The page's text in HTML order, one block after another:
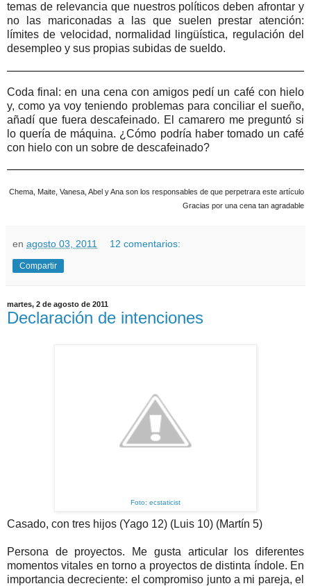
temas de relevancia que nuestros políticos deben afrontar y
no las mariconadas a las que suelen prestar atención:
límites de velocidad, normalidad lingüística, regulación del
desempleo y sus propias subidas de sueldo.
Coda final: en una cena con amigos pedí un café con hielo
y, como ya voy teniendo problemas para conciliar el sueño,
añadí que fuera descafeinado. El camarero me preguntó si
lo quería de máquina. ¿Cómo podría haber tomado un café
con hielo con un sobre de descafeinado?
Chema, Maite, Vanesa, Abel y Ana son los responsables de que perpetrara este artículo
Gracias por una cena tan agradable
en agosto 03, 2011 12 comentarios:
Compartir
martes, 2 de agosto de 2011
Declaración de intenciones
Foto: ecstaticist
Casado, con tres hijos (Yago 12) (Luis 10) (Martín 5)
Persona de proyectos. Me gusta articular los diferentes
momentos vitales en torno a proyectos de distinta índole. En
importancia decreciente: el compromiso junto a mi pareja, el